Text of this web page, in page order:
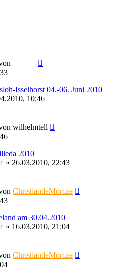
Isselhorst 04.-06. Juni 2010
10:46
wilhelmtell
2010
» 26.03.2010, 22:43
ChristiandeMorcze
am 30.04.2010
» 16.03.2010, 21:04
ChristiandeMorcze